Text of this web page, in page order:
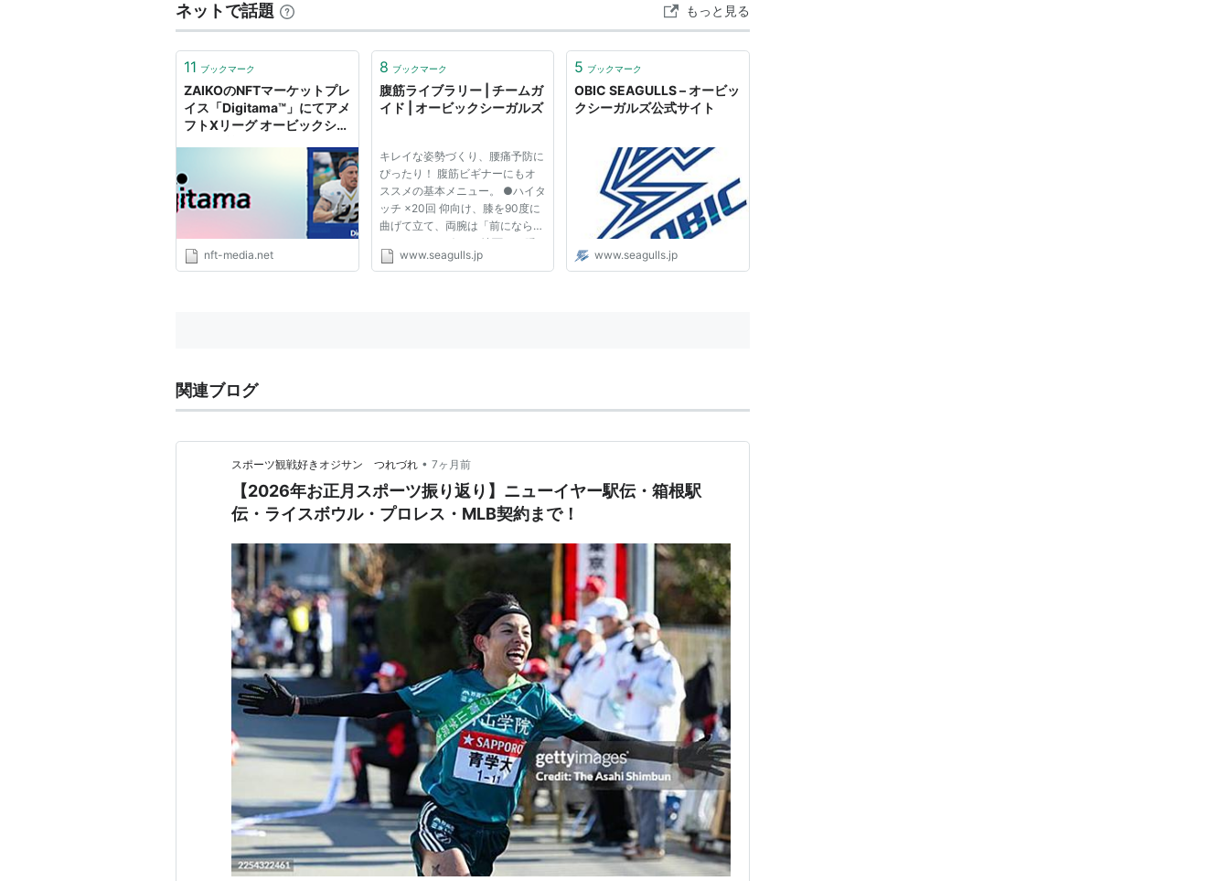
ネットで話題 もっと見る
11 ブックマーク
ZAIKOのNFTマーケットプレ
イス「Digitama™」にてアメ
フトXリーグ オービックシー
ィ―Jr.選手のNFT発行・販
売が決定！
nft-media.net
8 ブックマーク
腹筋ライブラリー | チームガ
イド | オービックシーガルズ
キレイな姿勢づくり、腰痛予防に
ぴったり！ 腹筋ビギナーにもオ
ススメの基本メニュー。 ●ハイタ
ッチ ×20回 仰向け、膝を90度に
曲げて立て、両腕は「前になら
え」、あごを引く。 地面から踵
が離れないように、背中（肩甲
www.seagulls.jp
5 ブックマーク
OBIC SEAGULLS – オービッ
クシーガルズ公式サイト
www.seagulls.jp
関連ブログ
スポーツ観戦好きオジサン つれづれ • 7ヶ月前
【2026年お正月スポーツ振り返り】ニューイヤー駅伝・箱根駅
伝・ライスボウル・プロレス・MLB契約まで！